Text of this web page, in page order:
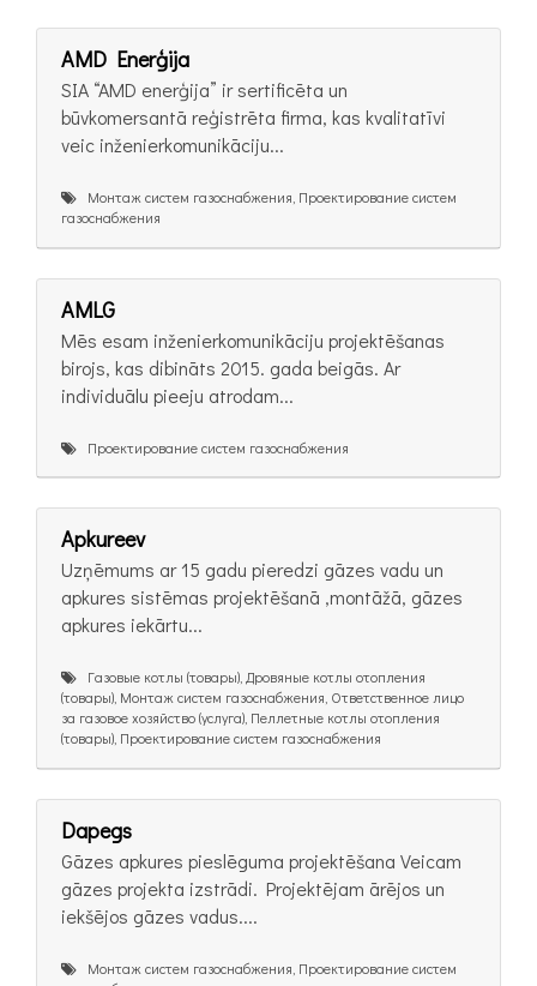
AMD Enerģija
SIA “AMD enerģija” ir sertificēta un
būvkomersantā reģistrēta firma, kas kvalitatīvi
veic inženierkomunikāciju...
Монтаж систем газоснабжения, Проектирование систем
газоснабжения
AMLG
Mēs esam inženierkomunikāciju projektēšanas
birojs, kas dibināts 2015. gada beigās. Ar
individuālu pieeju atrodam...
Проектирование систем газоснабжения
Apkureev
Uzņēmums ar 15 gadu pieredzi gāzes vadu un
apkures sistēmas projektēšanā ,montāžā, gāzes
apkures iekārtu...
Газовые котлы (товары), Дровяные котлы отопления
(товары), Монтаж систем газоснабжения, Ответственное лицо
за газовое хозяйство (услуга), Пеллетные котлы отопления
(товары), Проектирование систем газоснабжения
Dapegs
Gāzes apkures pieslēguma projektēšana Veicam
gāzes projekta izstrādi. Projektējam ārējos un
iekšējos gāzes vadus....
Монтаж систем газоснабжения, Проектирование систем